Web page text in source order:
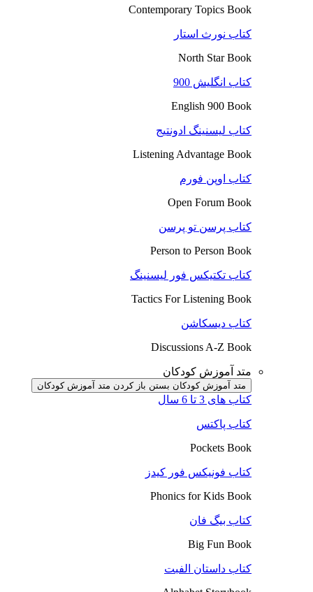
Contemporary Topics Book
کتاب نورث استار
North Star Book
کتاب انگلیش 900
English 900 Book
کتاب لیسنینگ ادونتیج
Listening Advantage Book
کتاب اوپن فورم
Open Forum Book
کتاب پرسن تو پرسن
Person to Person Book
کتاب تکتیکس فور لیسنینگ
Tactics For Listening Book
کتاب دیسکاشن
Discussions A-Z Book
متد آموزش کودکان
متد آموزش کودکان بستن باز کردن متد آموزش کودکان
کتاب های 3 تا 6 سال
کتاب پاکتس
Pockets Book
کتاب فونیکس فور کیدز
Phonics for Kids Book
کتاب بیگ فان
Big Fun Book
کتاب داستان الفبت